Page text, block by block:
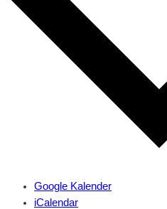
Google Kalender
iCalendar